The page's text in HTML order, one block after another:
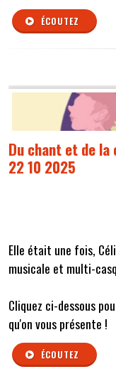
ÉCOUTEZ
Du chant et de
22 10 2025
Elle était une fois,
musicale et multi-
Cliquez ci-dessous
qu'on vous présente !
ÉCOUTEZ